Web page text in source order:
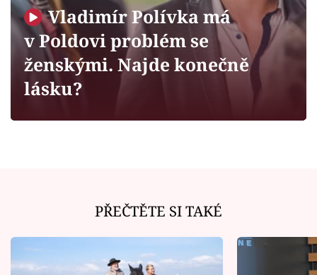
Sledujte prima+
Filmový festival Karlovy Vary
Sledujte nás
Vladimír Polívka má
v Poldovi problém se
ženskými. Najde konečně
lásku?
PŘEČTĚTE SI TAKÉ